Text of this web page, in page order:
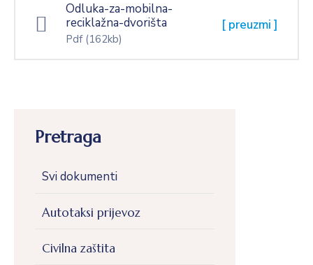
Pretraga
Svi dokumenti
Autotaksi prijevoz
Civilna zaštita
Odluka-za-mobilna-
reciklažna-dvorišta
Pdf (162kb)
[ preuzmi ]